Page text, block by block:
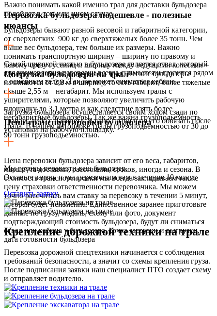
Важно понимать какой именно трал для доставки бульдозера
подойдет в том или ином случае
Бульдозеры бывают разной весовой и габаритной категории,
от сверхлегких 900 кг до сверхтяжелых более 35 тонн. Чем
выше вес бульдозера, тем больше их размеры. Важно
понимать транспортную ширину – ширину по правому и
левому срезу гусениц и ширину между ведущими колесами –
где будет основная нагрузка на трал. Легкие бульдозеры
начинаются от 2,2 м в ширину, то есть габарит, более тяжелые
свыше 2,55 м – негабарит. Мы используем тралы с
уширителями, которые позволяют увеличить рабочую
площадку до 3,1 метра и как следствие взять более
негабаритные бульдозеры. Так же важна грузоподьемность
трала. В нашем автопарке тралы грузоподьемностью от 30 до
90 тонн грузоподьемностью.
Перевозка бульдозера подешевле - полезные
нюансы
Самой широкой частью в бульдозере является отвал, который
для удешевления перевозки всегда снимается и грузится рядом
с основным телом. Так же может сниматься кабина.
Погрузка бульдозера на трал
Загрузка бульдозера осуществляется своим ходом сзади по
трапам, либо с парапета. Важно правильно его обвязать после
установки на рабочую площадку.
Цена транспортировки бульдозера
Цена перевозки бульдозера зависит от его веса, габаритов,
маршрута доставки, расстояния, сроков, иногда и сезона. В
стоимость транспортировки мы всегда закладываем также
цену страховки ответственности перевозчика. Мы можем
точно рассчитать вам ставку за перевозку в течении 5 минут,
которая будет неизменна. Единственное заранее приготовьте
данные по грузу, модель, схему или фото, документ
подтверждающий стоимость бульдозера, будут ли сниматься
отвал или кабина у бульдозера, точка загрузки и выгрузки,
дата готовности бульдозера
Мы готовы перевезти ваш бульдозер.
Оставьте заявку и мы перезвоним вам в течение 10 минут
Оставить заявку
Крепление дорожной техники на трале
Перевозка дорожной спецтехники начинается с соблюдения
требований безопасности, а значит со схемы крепления груза.
После подписания заявки наш специалист ПТО создает схему
и отправляет водителю.